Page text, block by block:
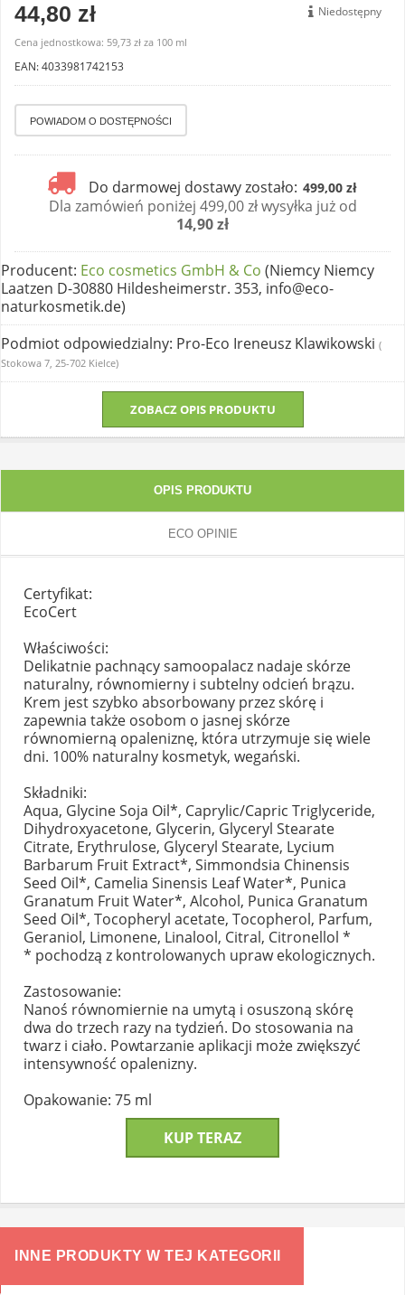
44,80 zł
Cena jednostkowa: 59,73 zł za 100 ml
EAN: 4033981742153
Do darmowej dostawy zostało: 499,00 zł
Dla zamówień poniżej 499,00 zł wysyłka już od
14,90 zł
Niedostępny
Producent: Eco cosmetics GmbH & Co (Niemcy Niemcy
Laatzen D-30880 Hildesheimerstr. 353, info@eco-
naturkosmetik.de)
Podmiot odpowiedzialny: Pro-Eco Ireneusz Klawikowski (
Stokowa 7, 25-702 Kielce)
ZOBACZ OPIS PRODUKTU
OPIS PRODUKTU
ECO OPINIE
Certyfikat:
EcoCert
Właściwości:
Delikatnie pachnący samoopalacz nadaje skórze
naturalny, równomierny i subtelny odcień brązu.
Krem jest szybko absorbowany przez skórę i
zapewnia także osobom o jasnej skórze
równomierną opaleniznę, która utrzymuje się wiele
dni. 100% naturalny kosmetyk, wegański.
Składniki:
Aqua, Glycine Soja Oil*, Caprylic/Capric Triglyceride,
Dihydroxyacetone, Glycerin, Glyceryl Stearate
Citrate, Erythrulose, Glyceryl Stearate, Lycium
Barbarum Fruit Extract*, Simmondsia Chinensis
Seed Oil*, Camelia Sinensis Leaf Water*, Punica
Granatum Fruit Water*, Alcohol, Punica Granatum
Seed Oil*, Tocopheryl acetate, Tocopherol, Parfum,
Geraniol, Limonene, Linalool, Citral, Citronellol *
* pochodzą z kontrolowanych upraw ekologicznych.
Zastosowanie:
Nanoś równomiernie na umytą i osuszoną skórę
dwa do trzech razy na tydzień. Do stosowania na
twarz i ciało. Powtarzanie aplikacji może zwiększyć
intensywność opalenizny.
Opakowanie: 75 ml
KUP TERAZ
INNE PRODUKTY W TEJ KATEGORII